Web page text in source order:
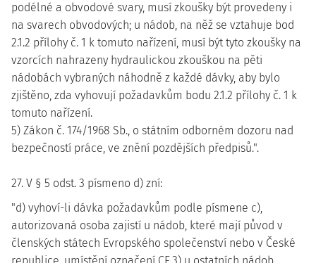
podélné a obvodové svary, musí zkoušky být provedeny i
na svarech obvodových; u nádob, na něž se vztahuje bod
2.1.2 přílohy č. 1 k tomuto nařízení, musí být tyto zkoušky na
vzorcích nahrazeny hydraulickou zkouškou na pěti
nádobách vybraných náhodně z každé dávky, aby bylo
zjištěno, zda vyhovují požadavkům bodu 2.1.2 přílohy č. 1 k
tomuto nařízení.
5) Zákon č. 174/1968 Sb., o státním odborném dozoru nad
bezpečností práce, ve znění pozdějších předpisů.".
27. V § 5 odst. 3 písmeno d) zní:
"d) vyhoví-li dávka požadavkům podle písmene c),
autorizovaná osoba zajistí u nádob, které mají původ v
členských státech Evropského společenství nebo v České